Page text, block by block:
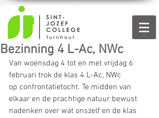
Bezinning 4 L-Ac, NWc
Van woensdag 4 tot en met vrijdag 6
februari trok de klas 4 L-Ac, NWc
op confrontatietocht. Te midden van
elkaar en de prachtige natuur bewust
nadenken over wat onszelf en de klas